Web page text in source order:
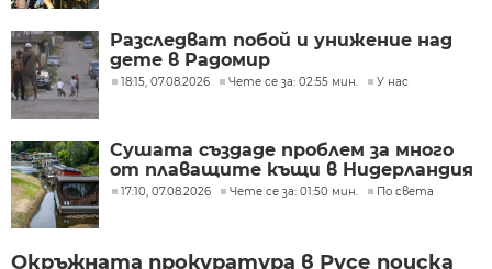
Разследват побой и унижение над
дете в Радомир
18:15, 07.08.2026 Чете се за: 02:55 мин. У нас
Сушата създаде проблем за много
от плаващите къщи в Нидерландия
17:10, 07.08.2026 Чете се за: 01:50 мин. По света
Окръжната прокуратура в Русе поиска